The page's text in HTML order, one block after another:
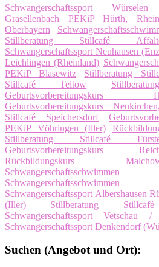
Schwangerschaftssport Würselen
Grasellenbach
PEKiP Hürth,
Oberbayern
Stillberatung Stillcafé
Schwangerschaftssport Neuhausen
Leichlingen (Rheinland)
PEKiP Blasewitz
Stillberatung
Stillcafé Teltow
Geburtsvorbereitungskurs
Stillcafé Speichersdorf
PEKiP Vöhringen (Iller)
Stillberatung Stillcafé
Geburtsvorbereitungskurs
Rückbildungskurs
Schwangerschaftsschwimmen
Schwangerschaftssport Albershausen
(Iller)
Stillberatung
Schwangerschaftssport Vetschau /
Schwangerschaftssport Denkendorf
Suchen (Angebot und Ort):